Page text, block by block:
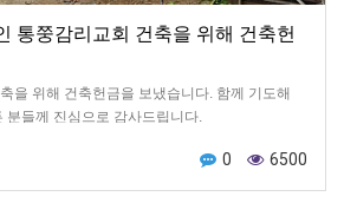
통쭝감리교회 건축을 위해 건축헌
을 위해 건축헌금을 보냈습니다. 함께 기도해
분들께 진심으로 감사드립니다.
0 6500